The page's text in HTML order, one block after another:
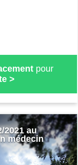
pour
>
2021 au
médecin